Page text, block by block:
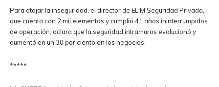
Para atajar la inseguridad, el director de ELIM Seguridad Privada,
que cuenta con 2 mil elementos y cumplió 41 años ininterrumpidos
de operación, aclara que la seguridad intramuros evolucionó y
aumentó en un 30 por ciento en los negocios.
*****